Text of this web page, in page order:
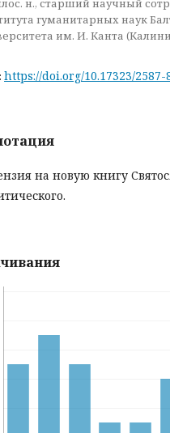
н., старший научный
гуманитарных наук
им. И. Канта
https://doi.org/10.17323/
на новую книгу